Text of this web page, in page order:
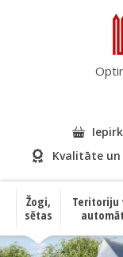
Kvalitāte
Žogi,
sētas
Teritoriju